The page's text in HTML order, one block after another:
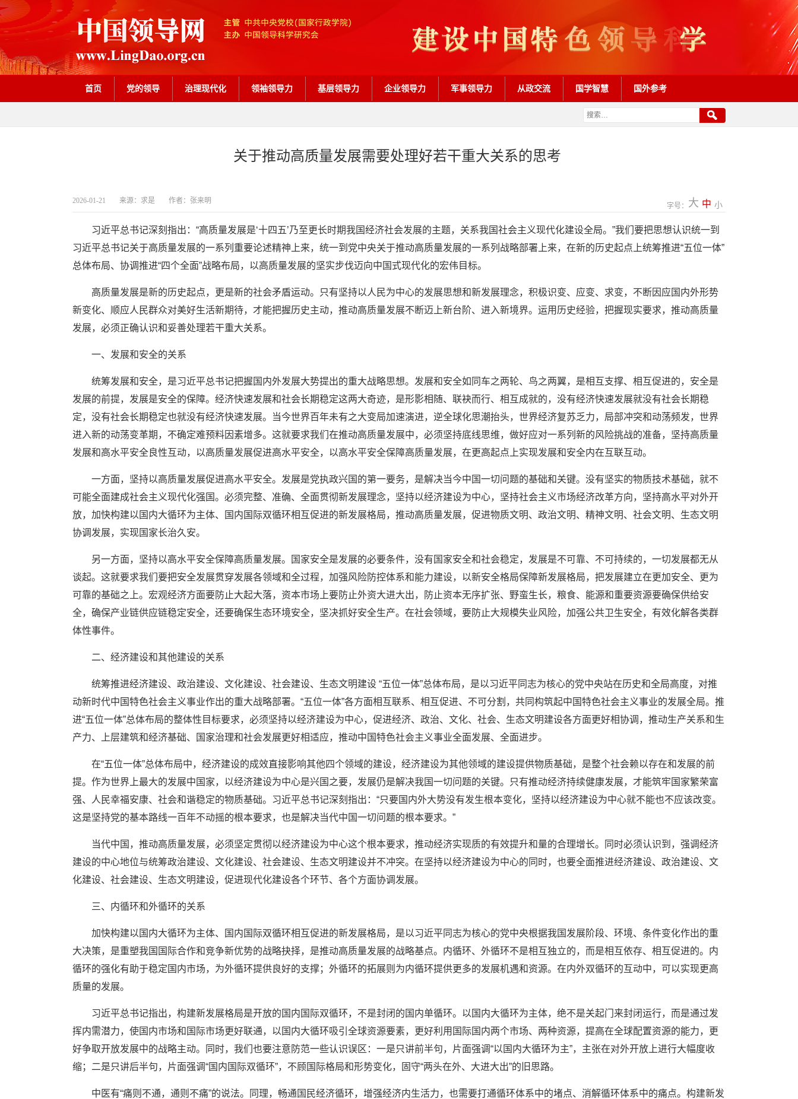
首页 党的领导 治理现代化 领袖领导力 基层领导力 企业领导力 军事领导力 从政交流 国学智慧 国外参考
关于推动高质量发展需要处理好若干重大关系的思考
2026-01-21 来源：求是 作者：张来明
字号： 大 中 小
习近平总书记深刻指出：“高质量发展是‘十四五’乃至更长时期我国经济社会发展的主题，关系我国社会主义现代化建设全局。”我们要把思想认识统一到
习近平总书记关于高质量发展的一系列重要论述精神上来，统一到党中央关于推动高质量发展的一系列战略部署上来，在新的历史起点上统筹推进“五位一体”
总体布局、协调推进“四个全面”战略布局，以高质量发展的坚实步伐迈向中国式现代化的宏伟目标。
高质量发展是新的历史起点，更是新的社会矛盾运动。只有坚持以人民为中心的发展思想和新发展理念，积极识变、应变、求变，不断因应国内外形势
新变化、顺应人民群众对美好生活新期待，才能把握历史主动，推动高质量发展不断迈上新台阶、进入新境界。运用历史经验，把握现实要求，推动高质量
发展，必须正确认识和妥善处理若干重大关系。
一、发展和安全的关系
统筹发展和安全，是习近平总书记把握国内外发展大势提出的重大战略思想。发展和安全如同车之两轮、鸟之两翼，是相互支撑、相互促进的，安全是
发展的前提，发展是安全的保障。经济快速发展和社会长期稳定这两大奇迹，是形影相随、联袂而行、相互成就的，没有经济快速发展就没有社会长期稳
定，没有社会长期稳定也就没有经济快速发展。当今世界百年未有之大变局加速演进，逆全球化思潮抬头，世界经济复苏乏力，局部冲突和动荡频发，世界
进入新的动荡变革期，不确定难预料因素增多。这就要求我们在推动高质量发展中，必须坚持底线思维，做好应对一系列新的风险挑战的准备，坚持高质量
发展和高水平安全良性互动，以高质量发展促进高水平安全，以高水平安全保障高质量发展，在更高起点上实现发展和安全内在互联互动。
一方面，坚持以高质量发展促进高水平安全。发展是党执政兴国的第一要务，是解决当今中国一切问题的基础和关键。没有坚实的物质技术基础，就不
可能全面建成社会主义现代化强国。必须完整、准确、全面贯彻新发展理念，坚持以经济建设为中心，坚持社会主义市场经济改革方向，坚持高水平对外开
放，加快构建以国内大循环为主体、国内国际双循环相互促进的新发展格局，推动高质量发展，促进物质文明、政治文明、精神文明、社会文明、生态文明
协调发展，实现国家长治久安。
另一方面，坚持以高水平安全保障高质量发展。国家安全是发展的必要条件，没有国家安全和社会稳定，发展是不可靠、不可持续的，一切发展都无从
谈起。这就要求我们要把安全发展贯穿发展各领域和全过程，加强风险防控体系和能力建设，以新安全格局保障新发展格局，把发展建立在更加安全、更为
可靠的基础之上。宏观经济方面要防止大起大落，资本市场上要防止外资大进大出，防止资本无序扩张、野蛮生长，粮食、能源和重要资源要确保供给安
全，确保产业链供应链稳定安全，还要确保生态环境安全，坚决抓好安全生产。在社会领域，要防止大规模失业风险，加强公共卫生安全，有效化解各类群
体性事件。
二、经济建设和其他建设的关系
统筹推进经济建设、政治建设、文化建设、社会建设、生态文明建设 “五位一体”总体布局，是以习近平同志为核心的党中央站在历史和全局高度，对推
动新时代中国特色社会主义事业作出的重大战略部署。“五位一体”各方面相互联系、相互促进、不可分割，共同构筑起中国特色社会主义事业的发展全局。推
进“五位一体”总体布局的整体性目标要求，必须坚持以经济建设为中心，促进经济、政治、文化、社会、生态文明建设各方面更好相协调，推动生产关系和生
产力、上层建筑和经济基础、国家治理和社会发展更好相适应，推动中国特色社会主义事业全面发展、全面进步。
在“五位一体”总体布局中，经济建设的成效直接影响其他四个领域的建设，经济建设为其他领域的建设提供物质基础，是整个社会赖以存在和发展的前
提。作为世界上最大的发展中国家，以经济建设为中心是兴国之要，发展仍是解决我国一切问题的关键。只有推动经济持续健康发展，才能筑牢国家繁荣富
强、人民幸福安康、社会和谐稳定的物质基础。习近平总书记深刻指出：“只要国内外大势没有发生根本变化，坚持以经济建设为中心就不能也不应该改变。
这是坚持党的基本路线一百年不动摇的根本要求，也是解决当代中国一切问题的根本要求。”
当代中国，推动高质量发展，必须坚定贯彻以经济建设为中心这个根本要求，推动经济实现质的有效提升和量的合理增长。同时必须认识到，强调经济
建设的中心地位与统筹政治建设、文化建设、社会建设、生态文明建设并不冲突。在坚持以经济建设为中心的同时，也要全面推进经济建设、政治建设、文
化建设、社会建设、生态文明建设，促进现代化建设各个环节、各个方面协调发展。
三、内循环和外循环的关系
加快构建以国内大循环为主体、国内国际双循环相互促进的新发展格局，是以习近平同志为核心的党中央根据我国发展阶段、环境、条件变化作出的重
大决策，是重塑我国国际合作和竞争新优势的战略抉择，是推动高质量发展的战略基点。内循环、外循环不是相互独立的，而是相互依存、相互促进的。内
循环的强化有助于稳定国内市场，为外循环提供良好的支撑；外循环的拓展则为内循环提供更多的发展机遇和资源。在内外双循环的互动中，可以实现更高
质量的发展。
习近平总书记指出，构建新发展格局是开放的国内国际双循环，不是封闭的国内单循环。以国内大循环为主体，绝不是关起门来封闭运行，而是通过发
挥内需潜力，使国内市场和国际市场更好联通，以国内大循环吸引全球资源要素，更好利用国际国内两个市场、两种资源，提高在全球配置资源的能力，更
好争取开放发展中的战略主动。同时，我们也要注意防范一些认识误区：一是只讲前半句，片面强调“以国内大循环为主”，主张在对外开放上进行大幅度收
缩；二是只讲后半句，片面强调“国内国际双循环”，不顾国际格局和形势变化，固守“两头在外、大进大出”的旧思路。
中医有“痛则不通，通则不痛”的说法。同理，畅通国民经济循环，增强经济内生活力，也需要打通循环体系中的堵点、消解循环体系中的痛点。构建新发